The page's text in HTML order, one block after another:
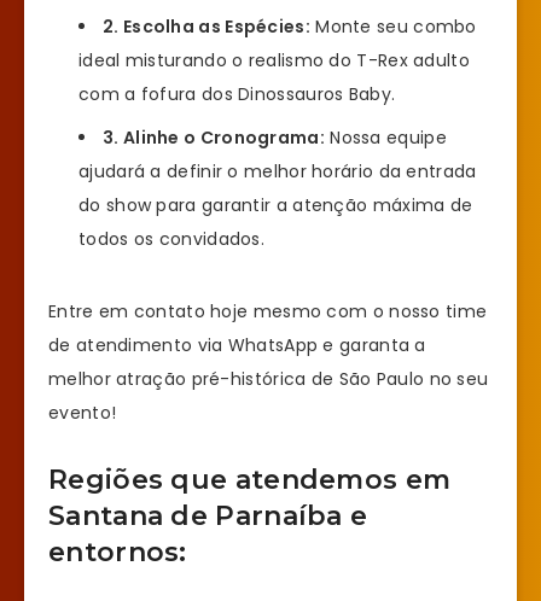
2. Escolha as Espécies: Monte seu combo
ideal misturando o realismo do T-Rex adulto
com a fofura dos Dinossauros Baby.
3. Alinhe o Cronograma: Nossa equipe
ajudará a definir o melhor horário da entrada
do show para garantir a atenção máxima de
todos os convidados.
Entre em contato hoje mesmo com o nosso time
de atendimento via WhatsApp e garanta a
melhor atração pré-histórica de São Paulo no seu
evento!
Regiões que atendemos em
Santana de Parnaíba e
entornos: